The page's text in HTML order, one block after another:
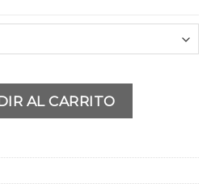
cantidad
AL CARRITO